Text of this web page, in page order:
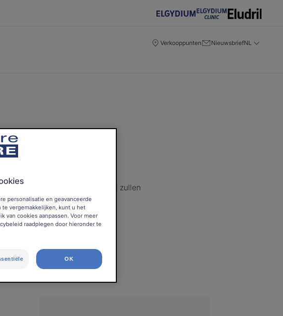
Verkooppunten NieuwsbriefNL
op!
formulier in en wij zullen
personalisatie en geavanceerde
vergemakkelijken, kunt u het
van cookies aanpassen. Voor meer
raadplegen door hieronder te
OK